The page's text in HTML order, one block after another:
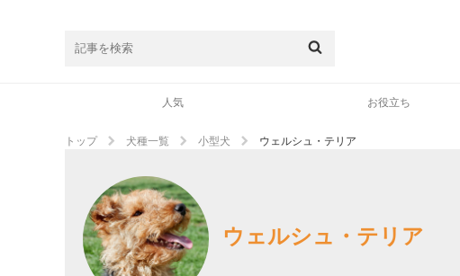
人気 お役立ち
トップ 犬種一覧 小型犬 ウェルシュ・テリア
ウェルシュ・テリア